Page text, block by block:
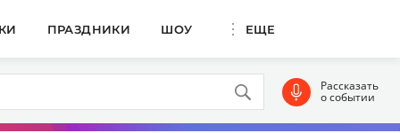
ПРАЗДНИКИ ШОУ ЕЩЕ
Рассказать
о событии